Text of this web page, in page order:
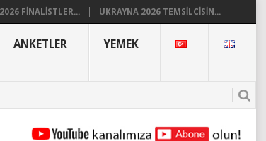
FINALISTLER... UKRAYNA 2026 TEMSILCISIN...
ANKETLER YEMEK